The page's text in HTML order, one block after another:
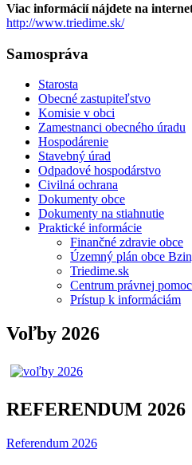
Viac informácií nájdete na
http://www.triedime.sk/
Samospráva
Starosta
Obecné zastupiteľstvo
Komisie v obci
Zamestnanci obecného úradu
Hospodárenie
Stavebný úrad
Odpadové hospodárstvo
Civilná ochrana
Dokumenty obce
Dokumenty na stiahnutie
Praktické informácie
Finančné zdravie obce
Územný plán obce
Triedime.sk
Centrum právnej
Prístup k informáciám
Voľby 2026
REFERENDUM 2026
Referendum 2026